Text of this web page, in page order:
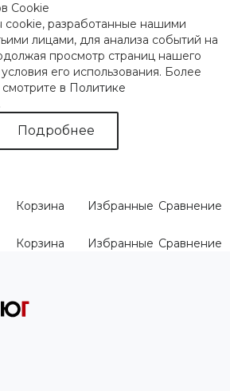
Cookie
разработанные нашими
лицами, для анализа событий на
просмотр страниц нашего
его использования. Более
в Политике
Подробнее
Корзина Избранные Сравнение
Корзина Избранные Сравнение